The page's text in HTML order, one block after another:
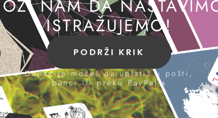
NAM DA
ISTRAŽUJEMO!
PODRŽI KRIK
Donacije možeš da uplatiš u pošti,
banci ili preko PayPal-a